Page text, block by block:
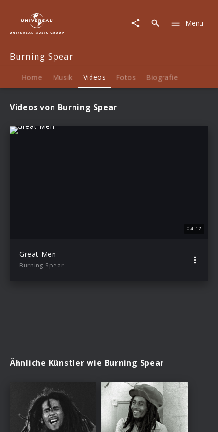
Videos
Menu
Burning Spear
Home Musik Videos Fotos Biografie
Videos von Burning Spear
04:12
Great Men
Burning Spear
Ähnliche Künstler wie Burning Spear